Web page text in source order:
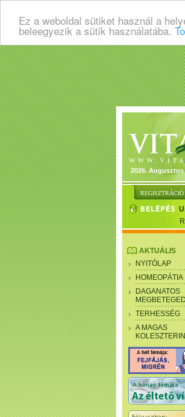
Ez a weboldal sütiket használ a
beleegyezik a sütik használatába.
2026.
REGISZTRÁCIÓ
AKTUÁLIS
NYITÓLAP
HOMEOPÁTIA
DAGANATOS
TERHESSÉG
A MAGAS